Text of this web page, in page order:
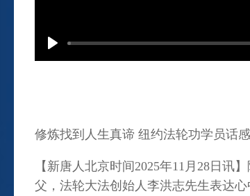
修炼找到人生真谛 纽约法轮功学员话
【新唐人北京时间2025年11月28日
父，法轮大法创始人李洪志先生表达